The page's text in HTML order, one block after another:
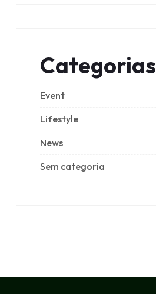
Categorias
Event
Lifestyle
News
Sem categoria